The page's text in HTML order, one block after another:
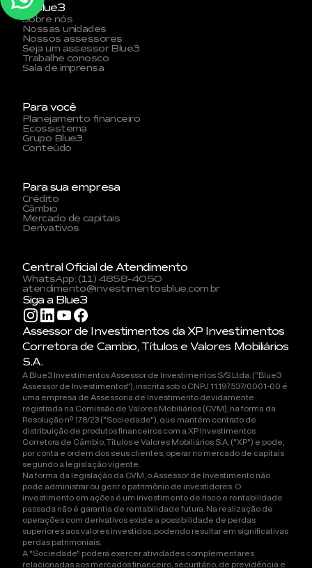
A Blue3
Sobre nós
Nossas unidades
Nossos assessores
Seja um assessor Blue3
Trabalhe conosco
Sala de imprensa
Para você
Planejamento financeiro
Ecossistema
Grupo Blue3
Conteúdo
Para sua empresa
Crédito
Câmbio
Mercado de capitais
Derivativos
Central Oficial de Atendimento
WhatsApp: (11) 4858-4050
atendimento@investimentosblue.com.br
Siga a Blue3
Assessor de Investimentos da XP Investimentos
Corretora de Cambio, Títulos e Valores Mobiliários
S.A.
A Blue3 Investimentos Assessor de Investimentos S/S Ltda. ("Blue3
Assessor de Investimentos"), inscrita sob o CNPJ 11.197.537/0001-00 é
uma empresa de Assessoria de Investimento devidamente
registrada na Comissão de Valores Mobiliários (CVM), na forma da
Resolução nº 178/23 ("Sociedade"), que mantém contrato de
distribuição de produtos financeiros com a XP Investimentos
Corretora de Câmbio, Títulos e Valores Mobiliários S.A. ("XP") e pode,
por conta e ordem dos seus clientes, operar no mercado de capitais
segundo a legislação vigente.
Na forma da legislação da CVM, o Assessor de Investimento não
pode administrar ou gerir o patrimônio de investidores. O
investimento em ações é um investimento de risco e rentabilidade
passada não é garantia de rentabilidade futura. Na realização de
operações com derivativos existe a possibilidade de perdas
superiores aos valores investidos, podendo resultar em significativas
perdas patrimoniais.
A "Sociedade" poderá exercer atividades complementares
relacionadas aos mercados financeiro, securitário, de previdência e